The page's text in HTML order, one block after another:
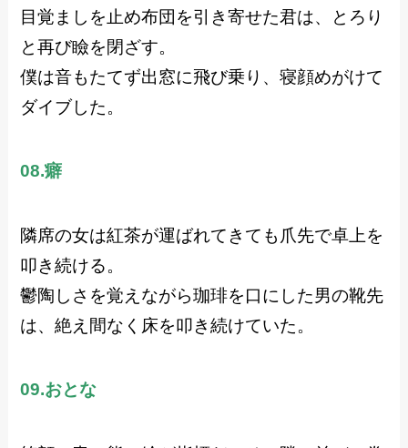
目覚ましを止め布団を引き寄せた君は、とろり
と再び瞼を閉ざす。
僕は音もたてず出窓に飛び乗り、寝顔めがけて
ダイブした。
08.癖
隣席の女は紅茶が運ばれてきても爪先で卓上を
叩き続ける。
鬱陶しさを覚えながら珈琲を口にした男の靴先
は、絶え間なく床を叩き続けていた。
09.おとな